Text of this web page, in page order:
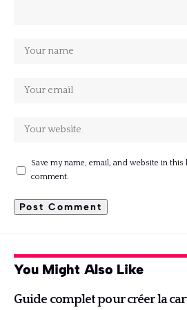
Save my name, email, and website in
comment.
You Might Also Like
Guide complet pour créer la